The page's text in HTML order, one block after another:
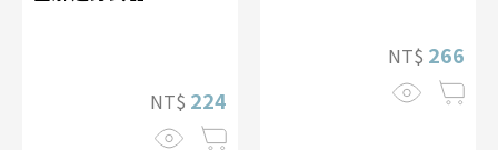
NT$ 224
NT$ 266